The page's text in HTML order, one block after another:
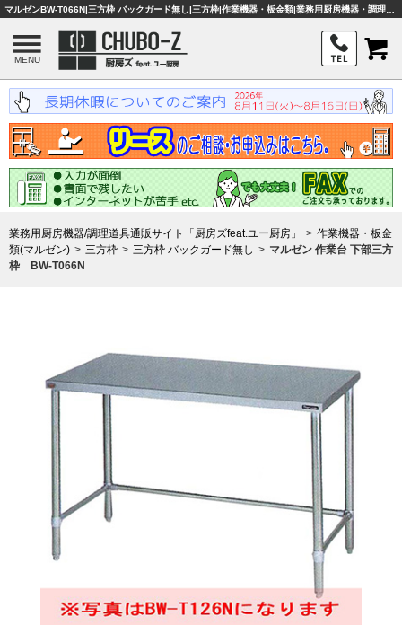
MENU
業務用厨房機器/調理道具通販サイト「厨房ズfeat.ユー厨房」
作業機器・板金
類(マルゼン)
三方枠 三方枠 バックガード無し
マルゼン 作業台 下部三方
枠 BW-T066N